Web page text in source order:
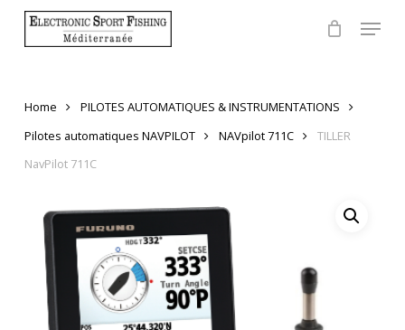
Menu
Home
PILOTES AUTOMATIQUES & INSTRUMENTATIONS
Pilotes automatiques NAVPILOT
NAVpilot 711C
TILLER
NavPilot 711C